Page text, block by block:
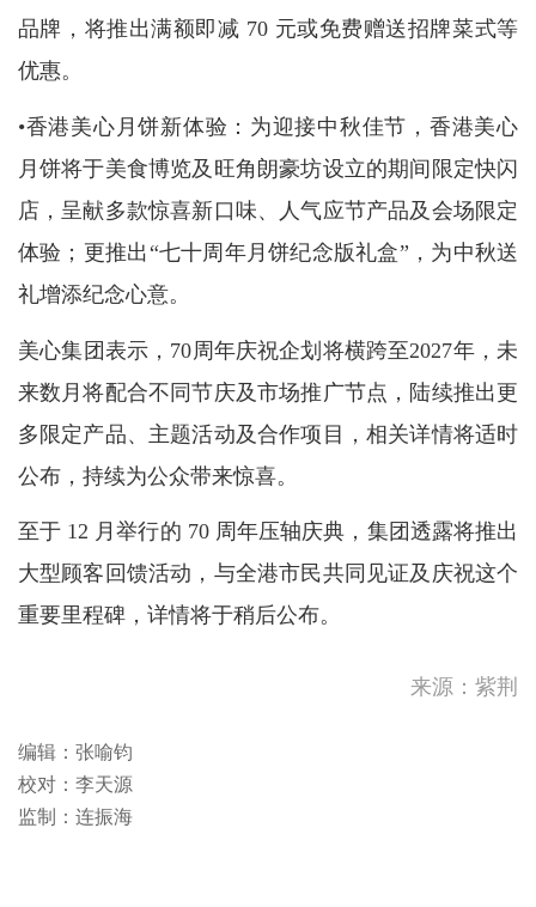
品牌，将推出满额即减 70 元或免费赠送招牌菜式等
优惠。
•香港美心月饼新体验：为迎接中秋佳节，香港美心
月饼将于美食博览及旺角朗豪坊设立的期间限定快闪
店，呈献多款惊喜新口味、人气应节产品及会场限定
体验；更推出“七十周年月饼纪念版礼盒”，为中秋送
礼增添纪念心意。
美心集团表示，70周年庆祝企划将横跨至2027年，未
来数月将配合不同节庆及市场推广节点，陆续推出更
多限定产品、主题活动及合作项目，相关详情将适时
公布，持续为公众带来惊喜。
至于 12 月举行的 70 周年压轴庆典，集团透露将推出
大型顾客回馈活动，与全港市民共同见证及庆祝这个
重要里程碑，详情将于稍后公布。
来源：紫荆
编辑：张喻钧
校对：李天源
监制：连振海